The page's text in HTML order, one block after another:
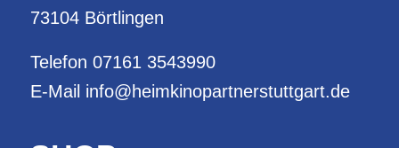
73104 Börtlingen
Telefon 07161 3543990
E-Mail info@heimkinopartnerstuttgart.de